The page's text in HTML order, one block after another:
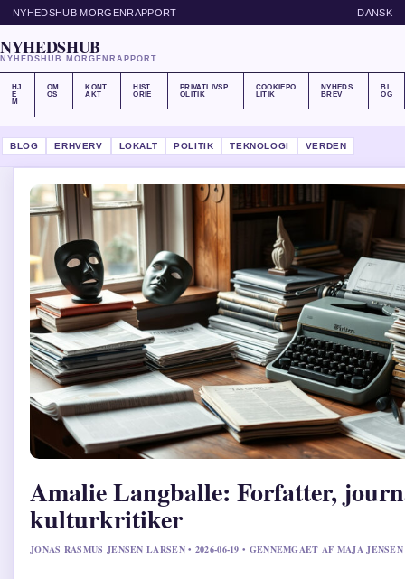
NYHEDSHUB MORGENRAPPORT DANSK
NYHEDSHUB
NYHEDSHUB MORGENRAPPORT
HJ
E
M
OM
OS
KONT
AKT
HIST
ORIE
PRIVATLIVSP
OLITIK
COOKIEPO
LITIK
NYHEDS
BREV
BL
OG
BLOG ERHVERV LOKALT POLITIK TEKNOLOGI VERDEN
Amalie Langballe: Forfatter,
kulturkritiker
JONAS RASMUS JENSEN LARSEN • 2026-06-19 • GENNEMGAET AF MAJA JENSEN